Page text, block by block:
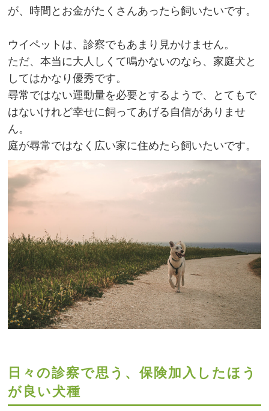
が、時間とお金がたくさんあったら飼いたいです。
ウイペットは、診察でもあまり見かけません。
ただ、本当に大人しくて鳴かないのなら、家庭犬と
してはかなり優秀です。
尋常ではない運動量を必要とするようで、とてもで
はないけれど幸せに飼ってあげる自信がありませ
ん。
庭が尋常ではなく広い家に住めたら飼いたいです。
日々の診察で思う、保険加入したほう
が良い犬種